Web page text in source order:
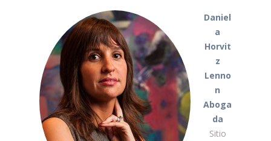
Daniel
a
Horvit
z
Lenno
n
Aboga
da
Sitio